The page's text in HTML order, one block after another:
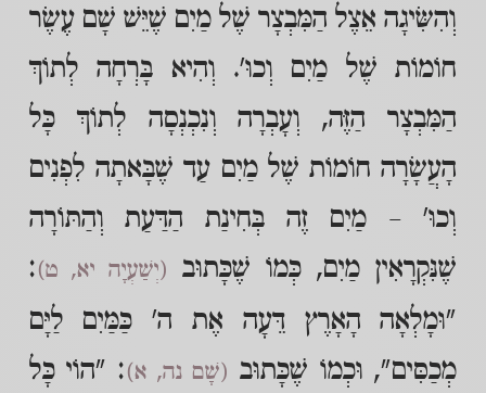
וְהִשִּׂיגָה אֵצֶל הַמִּבְצָר שֶׁל מַיִם שֶׁיֵּשׁ שָׁם עֶשֶׂר
חוֹמוֹת שֶׁל מַיִם וְכוּ'. וְהִיא בָּרְחָה לְתוֹךְ
הַמִּבְצָר הַזֶּה, וְעָבְרָה וְנִכְנְסָה לְתוֹךְ כָּל
הָעֲשָׂרָה חוֹמוֹת שֶׁל מַיִם עַד שֶׁבָּאתָה לִפְנִים
וְכוּ' – מַיִם זֶה בְּחִינַת הַדַּעַת וְהַתּוֹרָה
שֶׁנִּקְרָאִין מַיִם, כְּמוֹ שֶׁכָּתוּב (יְשַׁעְיָה יא, ט):
"וּמָלְאָה הָאָרֶץ דֵּעָה אֶת ה' כַּמַּיִם לַיָּם
מְכַסִּים", וּכְמוֹ שֶׁכָּתוּב (שָׁם נה, א): "הוֹי כָּל